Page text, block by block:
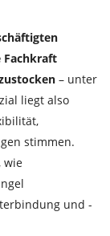
Fachkraft
– unter
liegt also
stimmen.
wie
und -